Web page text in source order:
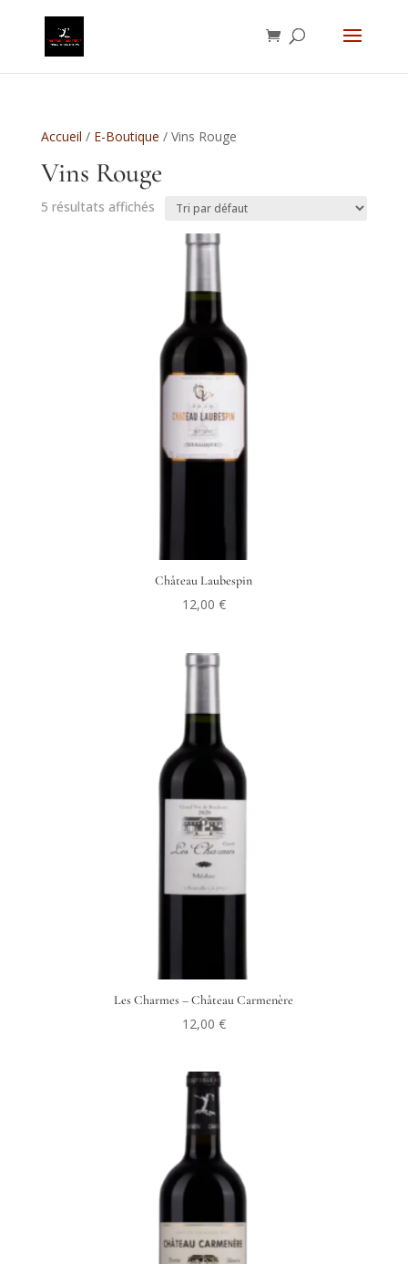
Accueil / E-Boutique / Vins Rouge
Vins Rouge
5 résultats affichés
Château Laubespin
12,00 €
Les Charmes – Château Carmenère
12,00 €